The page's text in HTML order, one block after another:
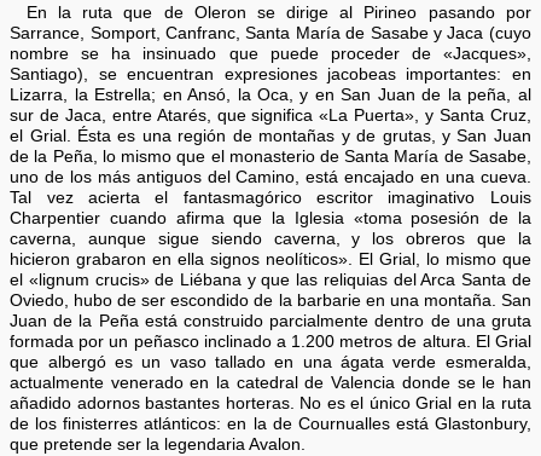
En la ruta que de Oleron se dirige al Pirineo pasando por
Sarrance, Somport, Canfranc, Santa María de Sasabe y Jaca (cuyo
nombre se ha insinuado que puede proceder de «Jacques»,
Santiago), se encuentran expresiones jacobeas importantes: en
Lizarra, la Estrella; en Ansó, la Oca, y en San Juan de la peña, al
sur de Jaca, entre Atarés, que significa «La Puerta», y Santa Cruz,
el Grial. Ésta es una región de montañas y de grutas, y San Juan
de la Peña, lo mismo que el monasterio de Santa María de Sasabe,
uno de los más antiguos del Camino, está encajado en una cueva.
Tal vez acierta el fantasmagórico escritor imaginativo Louis
Charpentier cuando afirma que la Iglesia «toma posesión de la
caverna, aunque sigue siendo caverna, y los obreros que la
hicieron grabaron en ella signos neolíticos». El Grial, lo mismo que
el «lignum crucis» de Liébana y que las reliquias del Arca Santa de
Oviedo, hubo de ser escondido de la barbarie en una montaña. San
Juan de la Peña está construido parcialmente dentro de una gruta
formada por un peñasco inclinado a 1.200 metros de altura. El Grial
que albergó es un vaso tallado en una ágata verde esmeralda,
actualmente venerado en la catedral de Valencia donde se le han
añadido adornos bastantes horteras. No es el único Grial en la ruta
de los finisterres atlánticos: en la de Cournualles está Glastonbury,
que pretende ser la legendaria Avalon.